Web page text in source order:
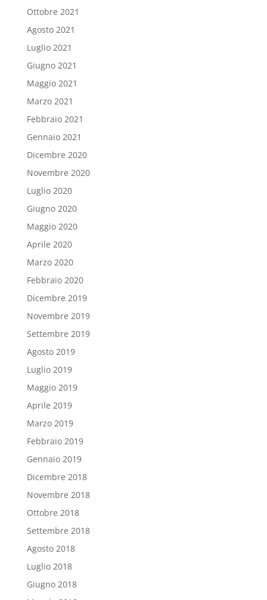
Ottobre 2021
Agosto 2021
Luglio 2021
Giugno 2021
Maggio 2021
Marzo 2021
Febbraio 2021
Gennaio 2021
Dicembre 2020
Novembre 2020
Luglio 2020
Giugno 2020
Maggio 2020
Aprile 2020
Marzo 2020
Febbraio 2020
Dicembre 2019
Novembre 2019
Settembre 2019
Agosto 2019
Luglio 2019
Maggio 2019
Aprile 2019
Marzo 2019
Febbraio 2019
Gennaio 2019
Dicembre 2018
Novembre 2018
Ottobre 2018
Settembre 2018
Agosto 2018
Luglio 2018
Giugno 2018